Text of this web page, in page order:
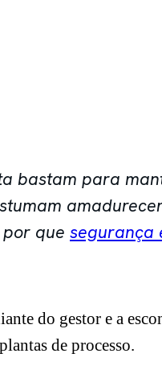
bastam para
que segurança
do gestor e a
de processo.